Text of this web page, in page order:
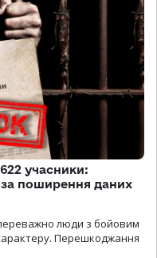
учасники:
за поширення даних
люди з бойовим
Перешкоджання